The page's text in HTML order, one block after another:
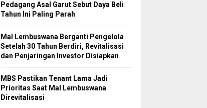
Pedagang Asal Garut Sebut Daya Beli
Tahun Ini Paling Parah
Mal Lembuswana Berganti Pengelola
Setelah 30 Tahun Berdiri, Revitalisasi
dan Penjaringan Investor Disiapkan
MBS Pastikan Tenant Lama Jadi
Prioritas Saat Mal Lembuswana
Direvitalisasi